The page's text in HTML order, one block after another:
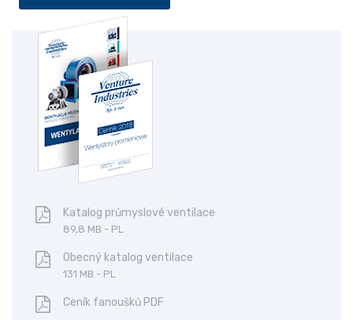
Katalog průmyslové ventilace
89,8 MB - PL
Obecný katalog ventilace
131 MB - PL
Ceník fanoušků PDF